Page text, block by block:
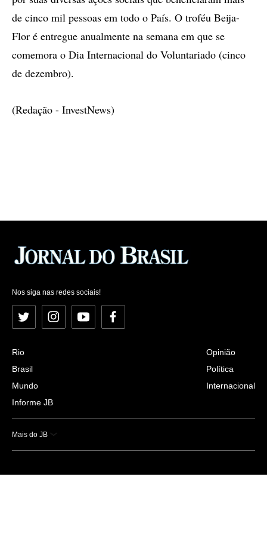
de cinco mil pessoas em todo o País. O troféu Beija-
Flor é entregue anualmente na semana em que se
comemora o Dia Internacional do Voluntariado (cinco
de dezembro).
(Redação - InvestNews)
Nos siga nas redes sociais!
Twitter InstagramYouTubeFacebook
Rio
Brasil
Mundo
Informe JB
Opinião
Política
Internacional
Mais do JB
Esportes